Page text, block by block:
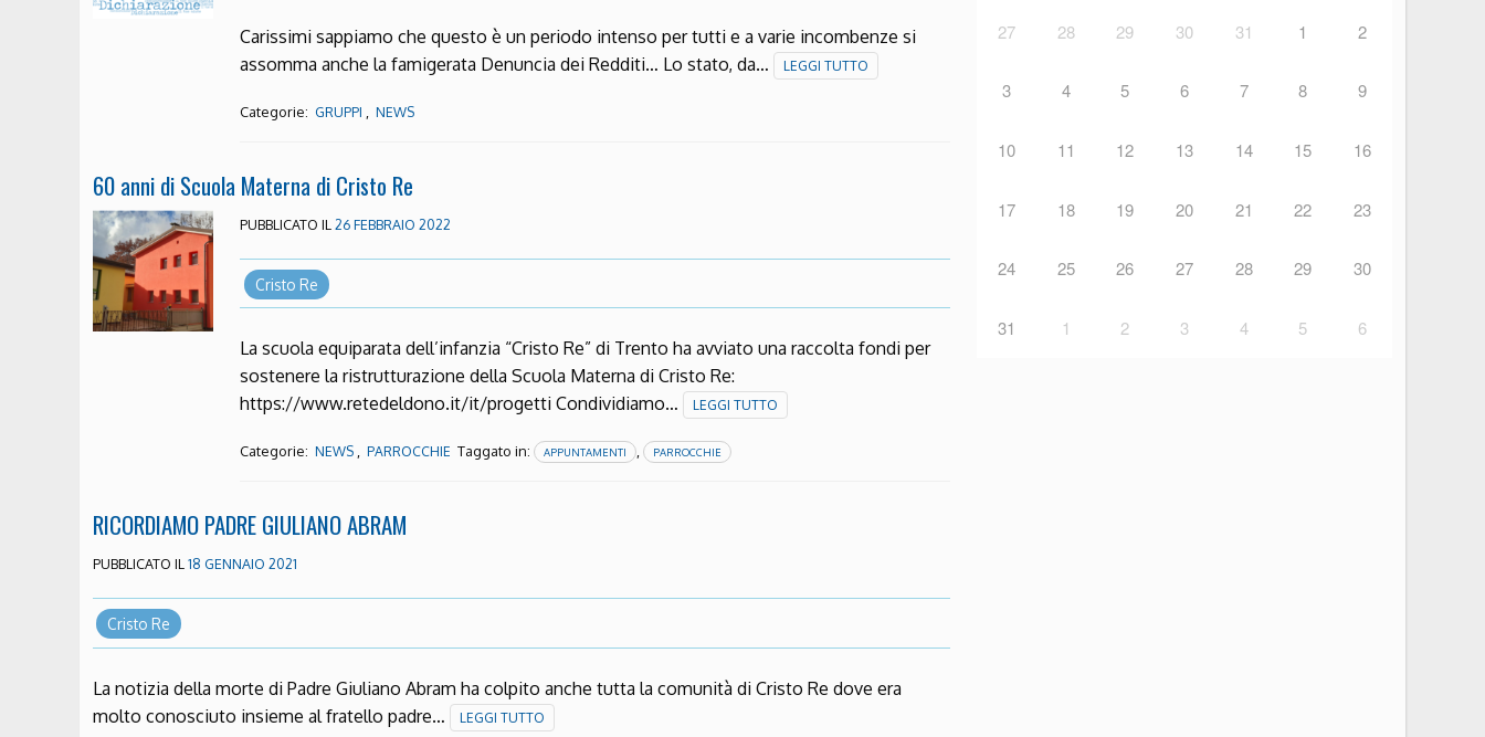
Carissimi sappiamo che questo è un periodo intenso per tutti e a varie incombenze si
assomma anche la famigerata Denuncia dei Redditi… Lo stato, da…
LEGGI TUTTO
Categorie: GRUPPI , NEWS
60 anni di Scuola Materna di Cristo Re
PUBBLICATO IL26 FEBBRAIO 2022
Cristo Re
La scuola equiparata dell’infanzia “Cristo Re” di Trento ha avviato una raccolta fondi per
sostenere la ristrutturazione della Scuola Materna di Cristo Re:
https://www.retedeldono.it/it/progetti Condividiamo…
LEGGI TUTTO
Categorie: NEWS , PARROCCHIE Taggato in: APPUNTAMENTI , PARROCCHIE
RICORDIAMO PADRE GIULIANO ABRAM
PUBBLICATO IL18 GENNAIO 2021
Cristo Re
La notizia della morte di Padre Giuliano Abram ha colpito anche tutta la comunità di Cristo Re dove era
molto conosciuto insieme al fratello padre…
LEGGI TUTTO
27 28 29 30 31 1 2
3 4 5 6 7 8 9
10 11 12 13 14 15 16
17 18 19 20 21 22 23
24 25 26 27 28 29 30
31 1 2 3 4 5 6